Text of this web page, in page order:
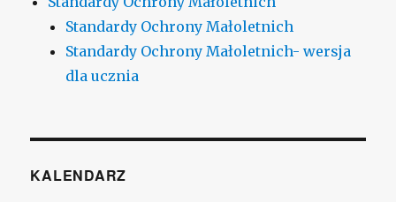
Standardy Ochrony Małoletnich
Standardy Ochrony Małoletnich- wersja
dla ucznia
KALENDARZ